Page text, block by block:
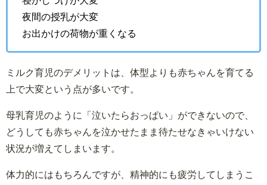
夜間の授乳が大変
お出かけの荷物が重くなる
ミルク育児のデメリットは、体型よりも赤ちゃんを育てる
上で大変という点が多いです。
母乳育児のように「泣いたらおっぱい」ができないので、
どうしても赤ちゃんを泣かせたまま待たせなきゃいけない
状況が増えてしまいます。
体力的にはもちろんですが、精神的にも疲労してしまうこ